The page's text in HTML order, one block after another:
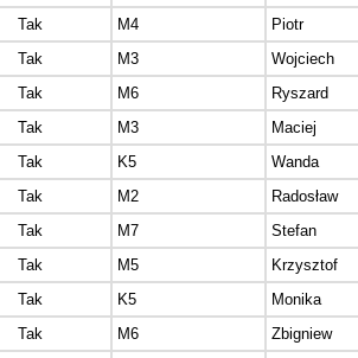
Tak
M4 Piotr
Tak
M3 Wojciech
Tak
M6 Ryszard
Tak
M3 Maciej
Tak
K5 Wanda
Tak
M2 Radosław
Tak
M7 Stefan
Tak
M5 Krzysztof
Tak
K5 Monika
Tak
M6 Zbigniew